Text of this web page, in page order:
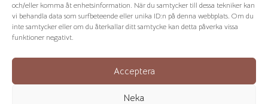
och/eller komma åt enhetsinformation. När du samtycker till dessa tekniker kan
vi behandla data som surfbeteende eller unika ID:n på denna webbplats. Om du
inte samtycker eller om du återkallar ditt samtycke kan detta påverka vissa
funktioner negativt.
Acceptera
Neka